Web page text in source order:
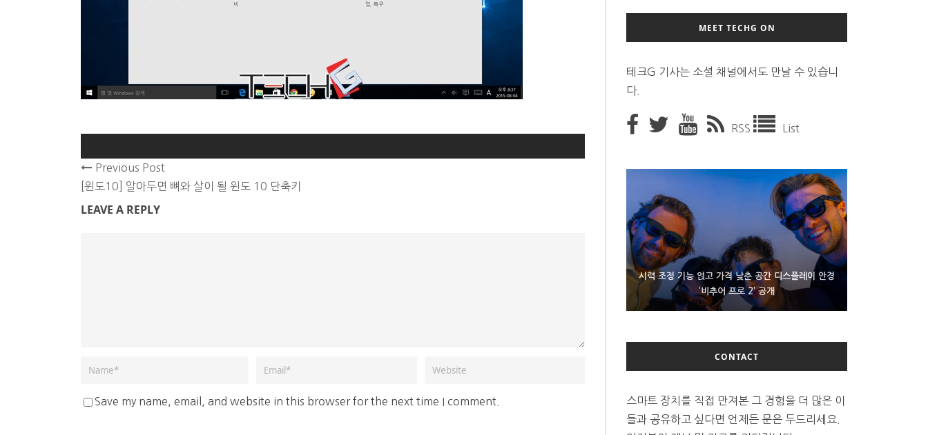
Previous Post
[윈도10] 알아두면 뼈와 살이 될 윈도 10 단축키
LEAVE A REPLY
Save my name, email, and website in this browser for the next time I comment.
MEET TECHG ON
테크G 기사는 소셜 채널에서도 만날 수 있습니
다.
RSS List
시력 조정 기능 얹고 가격 낮춘 공간 디스플레이 안경
‘비추어 프로 2’ 공개
D램 부족에 10억달러어치 아이폰18 프로세서 패키징
대기 중
300~400달러 반지형 스피커 준비하는 오픈AI
CONTACT
스마트 장치를 직접 만져본 그 경험을 더 많은 이
들과 공유하고 싶다면 언제든 문은 두드리세요.